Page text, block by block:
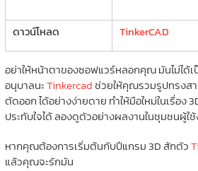
ดาวน์โหลด TinkerCAD
อย่าให้หน้าตาของซอฟแวร์หลอกคุณ มันไม่ได้
อนุบาลนะTinkercadช่วยให้คุณรวมรูปทรงส
ตัดออก ได้อย่างง่ายดาย ทำให้มือใหม่ในเรื่อง
ประทับใจได้ ลองดูตัวอย่างผลงานในชุมชนผู้ใ
หากคุณต้องการเริ่มต้นกับปีแกรม 3D สักตัว
แล้วคุณจะรักมัน